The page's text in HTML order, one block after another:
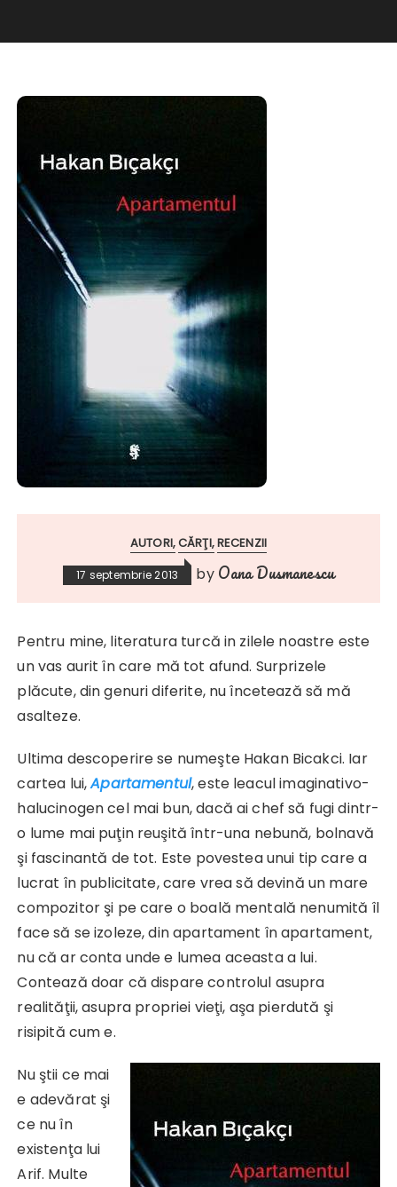
AUTORI CĂRŢI RECENZII
17 septembrie 2013 by Oana Dusmanescu
Pentru mine, literatura turcă in zilele noastre este
un vas aurit în care mă tot afund. Surprizele
plăcute, din genuri diferite, nu încetează să mă
asalteze.
Ultima descoperire se numeşte Hakan Bicakci. Iar
cartea lui,Apartamentul, este leacul imaginativo-
halucinogen cel mai bun, dacă ai chef să fugi dintr-
o lume mai puţin reuşită într-una nebună, bolnavă
şi fascinantă de tot. Este povestea unui tip care a
lucrat în publicitate, care vrea să devină un mare
compozitor şi pe care o boală mentală nenumită îl
face să se izoleze, din apartament în apartament,
nu că ar conta unde e lumea aceasta a lui.
Contează doar că dispare controlul asupra
realităţii, asupra propriei vieţi, aşa pierdută şi
risipită cum e.
Nu ştii ce mai
e adevărat şi
ce nu în
existenţa lui
Arif. Multe